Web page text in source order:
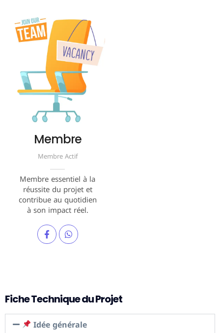
Membre
Membre Actif
Membre essentiel à la
réussite du projet et
contribue au quotidien
à son impact réel.
Fiche Technique du Projet
Idée générale